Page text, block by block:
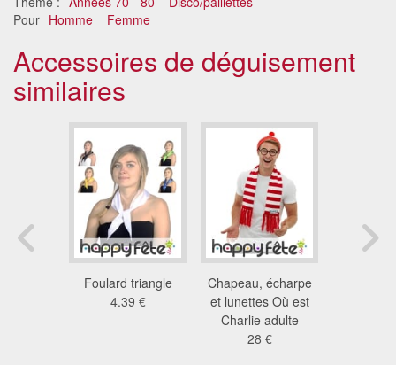
Pour Homme Femme
Accessoires de déguisement
similaires
Foulard triangle
4.39 €
Chapeau, écharpe
et lunettes Où est
Charlie adulte
28 €